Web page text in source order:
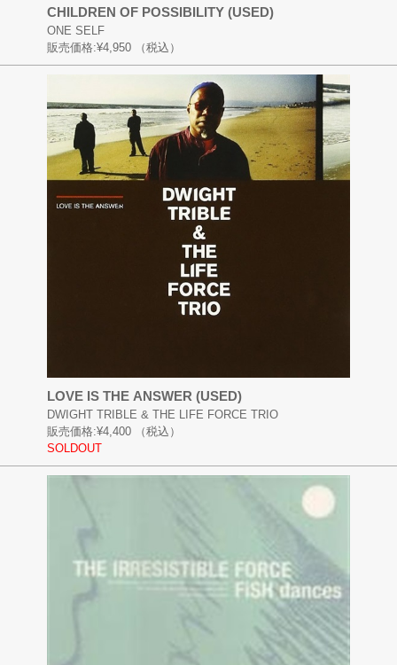
CHILDREN OF POSSIBILITY (USED)
ONE SELF
販売価格:¥4,950 （税込）
LOVE IS THE ANSWER (USED)
DWIGHT TRIBLE & THE LIFE FORCE TRIO
販売価格:¥4,400
（税込）
SOLDOUT